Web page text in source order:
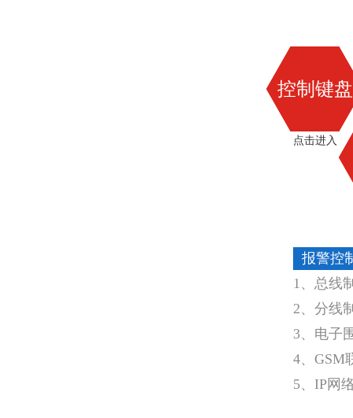
控制键盘
点击进入
报警控
1、总线
2、分线
3、电子
4、GSM
5、IP网